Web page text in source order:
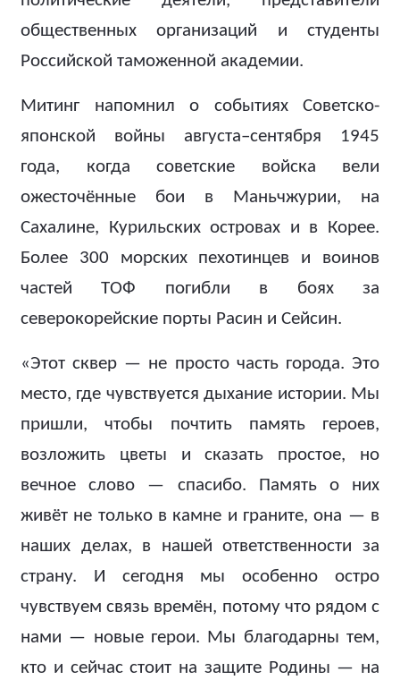
общественных организаций и студенты
Российской таможенной академии.
Митинг напомнил о событиях Советско-
японской войны августа–сентября 1945
года, когда советские войска вели
ожесточённые бои в Маньчжурии, на
Сахалине, Курильских островах и в Корее.
Более 300 морских пехотинцев и воинов
частей ТОФ погибли в боях за
северокорейские порты Расин и Сейсин.
«Этот сквер — не просто часть города. Это
место, где чувствуется дыхание истории. Мы
пришли, чтобы почтить память героев,
возложить цветы и сказать простое, но
вечное слово — спасибо. Память о них
живёт не только в камне и граните, она — в
наших делах, в нашей ответственности за
страну. И сегодня мы особенно остро
чувствуем связь времён, потому что рядом с
нами — новые герои. Мы благодарны тем,
кто и сейчас стоит на защите Родины — на